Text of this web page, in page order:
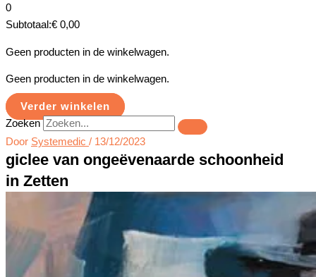
0
Subtotaal:€ 0,00
Geen producten in de winkelwagen.
Geen producten in de winkelwagen.
Verder winkelen
Zoeken
Door Systemedic / 13/12/2023
giclee van ongeëvenaarde schoonheid
in Zetten